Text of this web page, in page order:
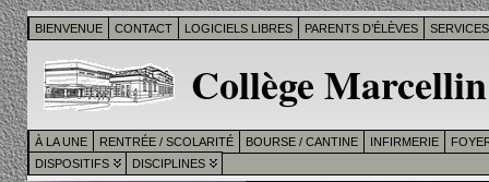
BIENVENUE CONTACT LOGICIELS LIBRES PARENTS D’ÉLÈVES
Collège
À LA UNE RENTRÉE / SCOLARITÉ BOURSE / CANTINE INFIRMERIE
DISPOSITIFS
DISCIPLINES